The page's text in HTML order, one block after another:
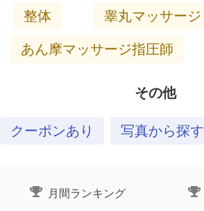
整体
睾丸マッサージ
あん摩マッサージ指圧師
その他
クーポンあり 写真から探す
月間ランキング